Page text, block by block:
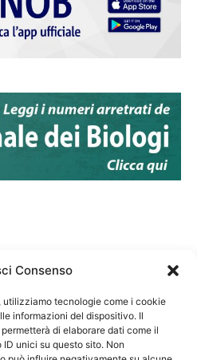
Consenso
utilizziamo tecnologie come i cookie
informazioni del dispositivo. Il
di elaborare dati come il
unici su questo sito. Non
Degli Ordini dei Biologi:
80069130583